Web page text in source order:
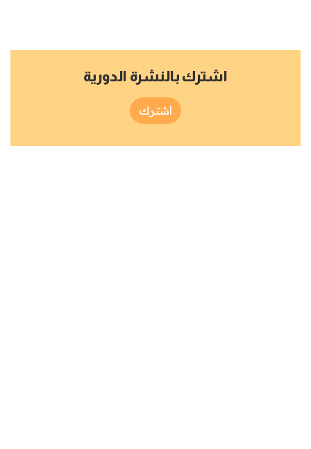
اشترك بالنشرة الدورية
اشترك